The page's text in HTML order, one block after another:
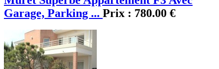
Garage, Parking ... Prix : 780.00 €